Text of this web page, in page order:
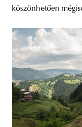
köszönhetően